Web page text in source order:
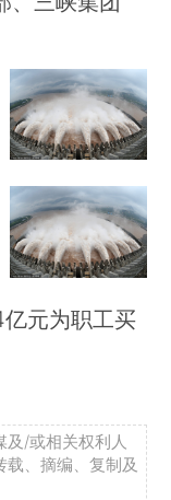
元为职工买
及/或相关权利人
、摘编、复制及